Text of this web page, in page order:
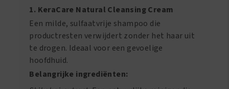
1. KeraCare Natural Cleansing Cream
Een milde, sulfaatvrije shampoo die
productresten verwijdert zonder het haar uit
te drogen. Ideaal voor een gevoelige
hoofdhuid.
Belangrijke ingrediënten: